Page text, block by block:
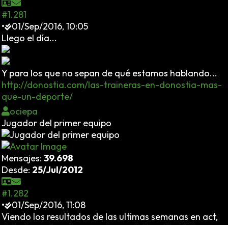
#1.281
•
01/Sep/2016, 10:05
Llego el día...
Y para los que no sepan de qué estamos hablando...
http://donostia.com/las-traineras-en-donostia-mas-
que-un-deporte/
ociepa
Jugador del primer equipo
Mensajes: 39.698
Desde: 25/Jul/2012
#1.282
•
01/Sep/2016, 11:08
Viendo los resultados de las ultimas semanas en act,